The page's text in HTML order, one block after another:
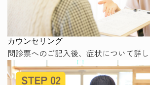
カウンセリング
問診票へのご記入後、症状について詳し